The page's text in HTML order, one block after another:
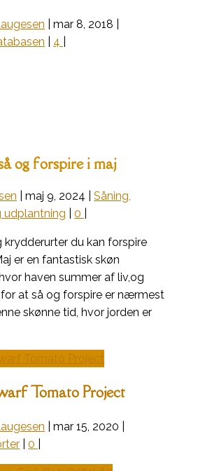
|mar 8, 2018
4
og forspire i maj
|maj 9, 2024 |Såning,
|0
krydderurter du kan forspire
er en fantastisk skøn
haven summer af liv,og
at så og forspire er nærmest
skønne tid, hvor jorden er
Tomato Project
|mar 15, 2020
|0